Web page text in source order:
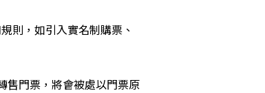
則，如引入實名制購票、
售門票，將會被處以門票原